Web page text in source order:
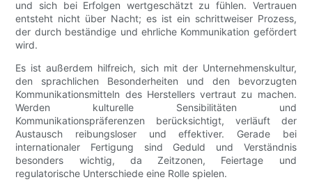
und sich bei Erfolgen wertgeschätzt zu fühlen. Vertrauen
entsteht nicht über Nacht; es ist ein schrittweiser Prozess,
der durch beständige und ehrliche Kommunikation gefördert
wird.
Es ist außerdem hilfreich, sich mit der Unternehmenskultur,
den sprachlichen Besonderheiten und den bevorzugten
Kommunikationsmitteln des Herstellers vertraut zu machen.
Werden kulturelle Sensibilitäten und
Kommunikationspräferenzen berücksichtigt, verläuft der
Austausch reibungsloser und effektiver. Gerade bei
internationaler Fertigung sind Geduld und Verständnis
besonders wichtig, da Zeitzonen, Feiertage und
regulatorische Unterschiede eine Rolle spielen.